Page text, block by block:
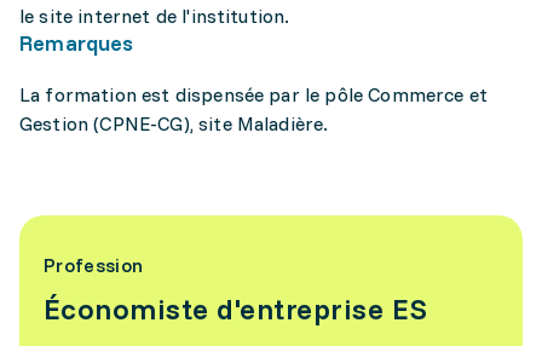
le site internet de l'institution.
Remarques
La formation est dispensée par le pôle Commerce et
Gestion (CPNE-CG), site Maladière.
Profession
Économiste d'entreprise ES